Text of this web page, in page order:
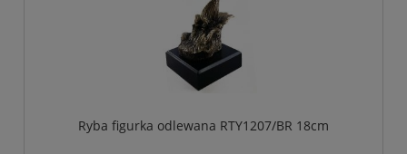
Ryba figurka odlewana RTY1207/BR 18cm